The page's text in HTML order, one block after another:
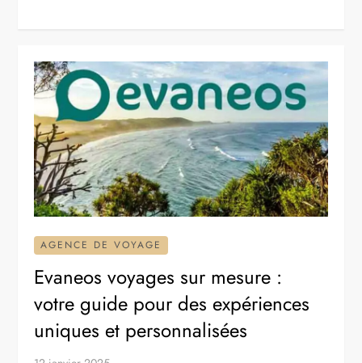
AGENCE DE VOYAGE
Evaneos voyages sur mesure :
votre guide pour des expériences
uniques et personnalisées